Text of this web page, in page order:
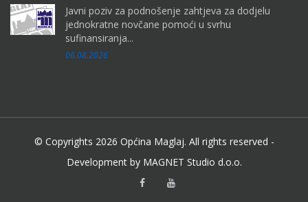
Javni poziv za podnošenje zahtjeva za dodjelu
jednokratne novčane pomoći u svrhu
sufinansiranja...
06.08.2026
© Copyrights 2026 Općina Maglaj. All rights reserved -
Development by MAGNET Studio d.o.o.